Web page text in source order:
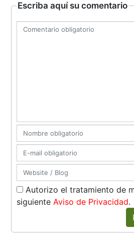
Escriba aquí su comentario
Autorizo el tratamiento de
siguienteAviso de Privacidad.